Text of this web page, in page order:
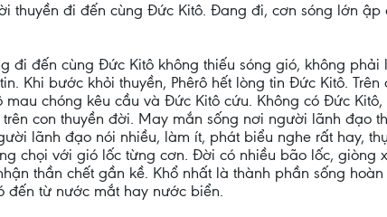
thuyền đi đến cùng Đức Kitô. Đang đi, cơn sóng lớn
đi đến cùng Đức Kitô không thiếu sóng gió, không
Khi bước khỏi thuyền, Phêrô hết lòng tin Đức Kitô.
mau chóng kêu cầu và Đức Kitô cứu. Không có Đức
con thuyền đời. May mắn sống nơi người lãnh đạo
lãnh đạo nói nhiều, làm ít, phát biểu nghe rất hay,
chọi với gió lốc từng cơn. Đời có nhiều bão lốc, giòng
thần chết gần kề. Khổ nhất là thành phần sống
đến từ nước mắt hay nước biển.